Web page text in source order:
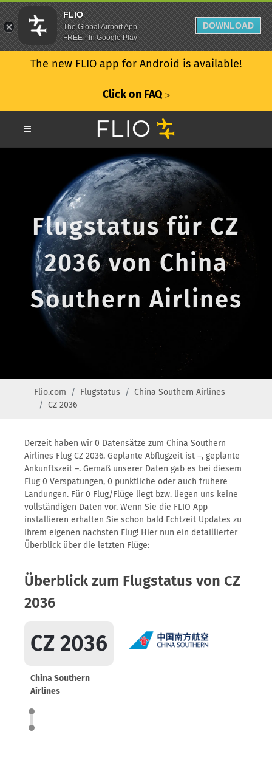
The new FLIO app for Android is available!
Click on FAQ ᐳ
Flugstatus für CZ
2036 von China
Southern Airlines
Flio.com Flugstatus
China Southern Airlines
CZ 2036
Derzeit haben wir 0 Datensätze zum China Southern
Airlines Flug CZ 2036. Geplante Abflugzeit ist –, geplante
Ankunftszeit –. Gemäß unserer Daten gab es bei diesem
Flug 0 Verspätungen, 0 pünktliche oder auch frühere
Landungen. Für 0 Flug/Flüge liegt bzw. liegen uns keine
vollständigen Daten vor. Wenn Sie die FLIO App
installieren erhalten Sie schon bald Echtzeit Updates zu
Ihrem eigenen nächsten Flug! Hier nun ein detaillierter
Überblick über die letzten Flüge:
Überblick zum Flugstatus von CZ
2036
CZ 2036
China Southern
Airlines
FLIO
The Global Airport App
FREE - In Google Play
DOWNLOAD